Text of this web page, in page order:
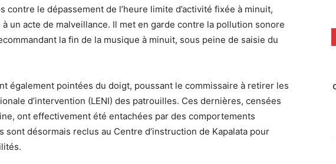
contre le dépassement de l’heure limite d’activité fixée à minuit,
un acte de malveillance. Il met en garde contre la pollution sonore
la fin de la musique à minuit, sous peine de saisie du
également pointées du doigt, poussant le commissaire à retirer les
d’intervention (LENI) des patrouilles. Ces dernières, censées
ont effectivement été entachées par des comportements
sont désormais reclus au Centre d’instruction de Kapalata pour